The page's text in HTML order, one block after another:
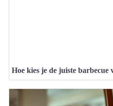
Hoe kies je de juiste